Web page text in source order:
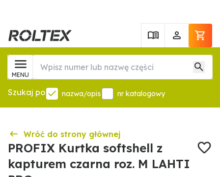
MENU
Szukaj po nazwa/opis nr katalogowy
Wróć do strony głównej
PROFIX Kurtka softshell z
kapturem czarna roz. M LAHTI